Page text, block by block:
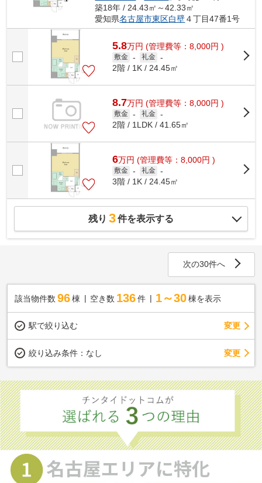
築18年 / 24.43㎡～42.33㎡
愛知県名古屋市東区白壁４丁目47番1号
5.8万円 (管理費等：8,000円 )
敷金 - 礼金 -
2階 / 1K / 24.45㎡
8.7万円 (管理費等：8,000円 )
敷金 - 礼金 -
2階 / 1LDK / 41.65㎡
6万円 (管理費等：8,000円 )
敷金 - 礼金 -
3階 / 1K / 24.45㎡
残り 3件を表示する
次の30件へ
該当物件数 96棟 空き数 136 件 1～30 棟を表示
駅で絞り込む 変更
絞り込み条件： なし 変更